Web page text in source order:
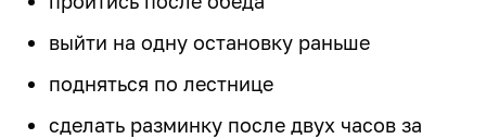
выйти на одну остановку раньше
подняться по лестнице
сделать разминку после двух часов за